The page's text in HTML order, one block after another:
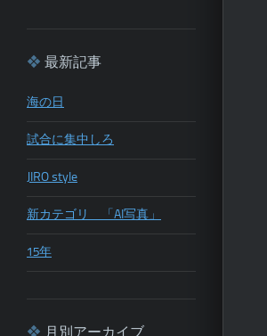
最新記事
海の日
試合に集中しろ
JIRO style
新カテゴリ 「AI写真」
15年